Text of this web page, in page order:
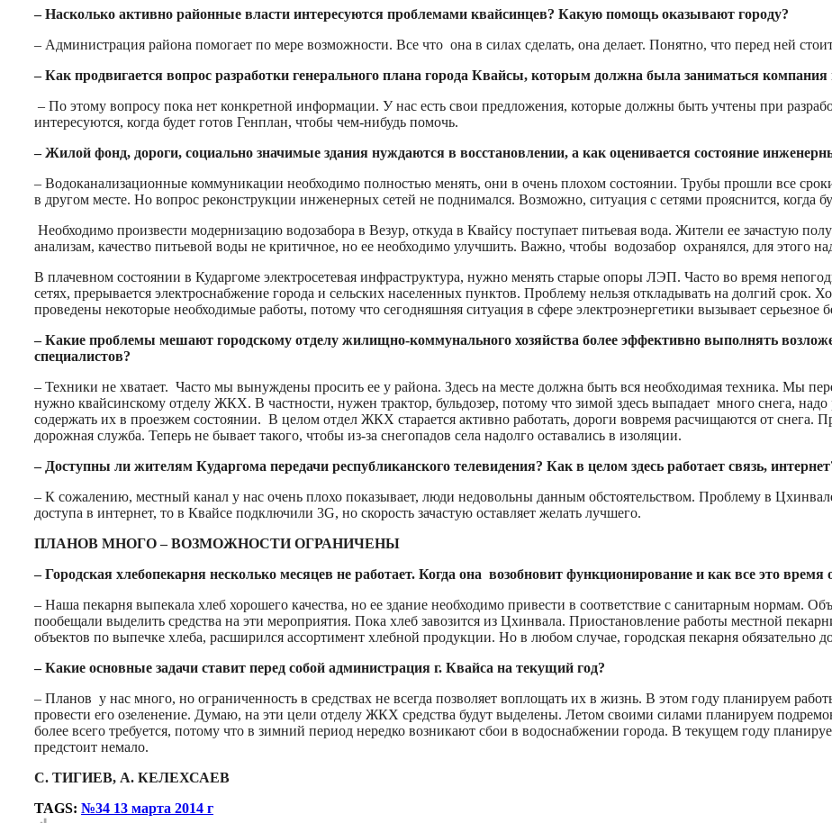
– Насколько активно районные власти интересуются проблемами квайсинцев? Какую помощь оказывают городу?
– Администрация района помогает по мере возможности. Все что она в силах сделать, она делает. Понятно, что перед ней
– Как продвигается вопрос разработки генерального плана города Квайсы, которым должна была заниматься компания
– По этому вопросу пока нет конкретной информации. У нас есть свои предложения, которые должны быть учтены при
интересуются, когда будет готов Генплан, чтобы чем-нибудь помочь.
– Жилой фонд, дороги, социально значимые здания нуждаются в восстановлении, а как оценивается состояние
– Водоканализационные коммуникации необходимо полностью менять, они в очень плохом состоянии. Трубы прошли все
в другом месте. Но вопрос реконструкции инженерных сетей не поднимался. Возможно, ситуация с сетями прояснится, когда
Необходимо произвести модернизацию водозабора в Везур, откуда в Квайсу поступает питьевая вода. Жители ее зачастую
анализам, качество питьевой воды не критичное, но ее необходимо улучшить. Важно, чтобы водозабор охранялся, для этого
В плачевном состоянии в Кударгоме электросетевая инфраструктура, нужно менять старые опоры ЛЭП. Часто во время
сетях, прерывается электроснабжение города и сельских населенных пунктов. Проблему нельзя откладывать на долгий срок.
проведены некоторые необходимые работы, потому что сегодняшняя ситуация в сфере электроэнергетики вызывает серьезное
– Какие проблемы мешают городскому отделу жилищно-коммунального хозяйства более эффективно выполнять
специалистов?
– Техники не хватает. Часто мы вынуждены просить ее у района. Здесь на месте должна быть вся необходимая техника. Мы
нужно квайсинскому отделу ЖКХ. В частности, нужен трактор, бульдозер, потому что зимой здесь выпадает много снега, надо
содержать их в проезжем состоянии. В целом отдел ЖКХ старается активно работать, дороги вовремя расчищаются от снега.
дорожная служба. Теперь не бывает такого, чтобы из-за снегопадов села надолго оставались в изоляции.
– Доступны ли жителям Кударгома передачи республиканского телевидения? Как в целом здесь работает связь,
– К сожалению, местный канал у нас очень плохо показывает, люди недовольны данным обстоятельством. Проблему в
доступа в интернет, то в Квайсе подключили 3G, но скорость зачастую оставляет желать лучшего.
ПЛАНОВ МНОГО – ВОЗМОЖНОСТИ ОГРАНИЧЕНЫ
– Городская хлебопекарня несколько месяцев не работает. Когда она возобновит функционирование и как все это время
– Наша пекарня выпекала хлеб хорошего качества, но ее здание необходимо привести в соответствие с санитарным нормам.
пообещали выделить средства на эти мероприятия. Пока хлеб завозится из Цхинвала. Приостановление работы местной
объектов по выпечке хлеба, расширился ассортимент хлебной продукции. Но в любом случае, городская пекарня обязательно
– Какие основные задачи ставит перед собой администрация г. Квайса на текущий год?
– Планов у нас много, но ограниченность в средствах не всегда позволяет воплощать их в жизнь. В этом году планируем
провести его озеленение. Думаю, на эти цели отделу ЖКХ средства будут выделены. Летом своими силами планируем
более всего требуется, потому что в зимний период нередко возникают сбои в водоснабжении города. В текущем году
предстоит немало.
С. ТИГИЕВ, А. КЕЛЕХСАЕВ
TAGS: №34 13 марта 2014 г